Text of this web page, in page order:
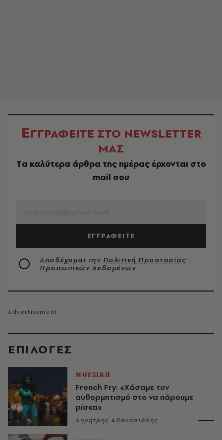
EΠΙΛΟΓΈΣ
ΜΟΥΣΙΚΗ
French Fry: «Χάσαμε τον
αυθορμητισμό στο να πάρουμε
ρίσκα»
Δημήτρης Αθανασιάδης
ΕΓΓΡΑΦΕΙΤΕ ΣΤΟ NEWSLETTER
ΜΑΣ
Tα καλύτερα άρθρα της ημέρας έρχονται στο
mail σου
ΕΓΓΡΑΦΕΙΤΕ
Αποδέχομαι την Πολιτική Προστασίας
Προσωπικών Δεδομένων